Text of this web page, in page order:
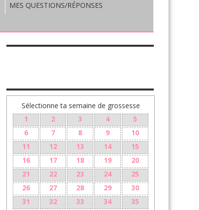
MES QUESTIONS/RÉPONSES
Sélectionne ta semaine de grossesse
1
2 3 4
5
6
7 8 9
10
11
12 13 14
15
16
17 18 19
20
21
22 23 24
25
26
27 28 29
30
31
32 33 34
35